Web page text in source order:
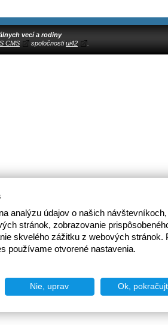
vecí a rodiny
CMS spoločnostiui42
analýzu údajov o našich
stránok, zobrazovanie
skvelého zážitku z webových stránok.
používame otvorené nastavenia.
Nie, uprav Ok,